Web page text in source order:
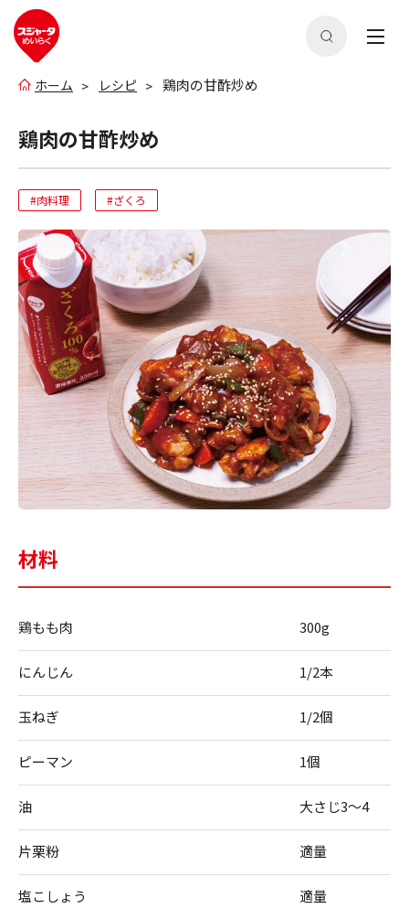
ホーム レシピ 鶏肉の甘酢炒め
鶏肉の甘酢炒め
#肉料理 #ざくろ
材料
鶏もも肉 300g
にんじん 1/2本
玉ねぎ 1/2個
ピーマン 1個
油 大さじ3～4
片栗粉 適量
塩こしょう 適量